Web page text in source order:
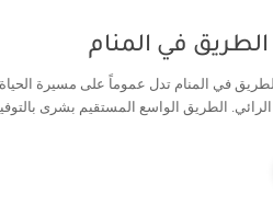
في المنام
في المنام تدل عموماً على مسيرة الحياة
الرائي. الطريق الواسع المستقيم بشرى